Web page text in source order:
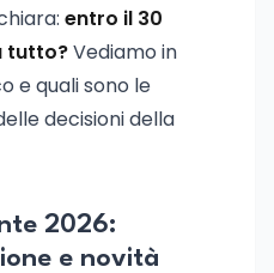
entro il 30
tutto?Vediamo in
e quali sono le
decisioni della
2026:
e novità